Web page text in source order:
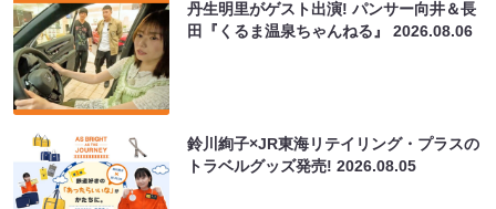
丹生明里がゲスト出演! パンサー向井＆長
田『くるま温泉ちゃんねる』2026.08.06
鈴川絢子×JR東海リテイリング・プラスの
トラベルグッズ発売!2026.08.05